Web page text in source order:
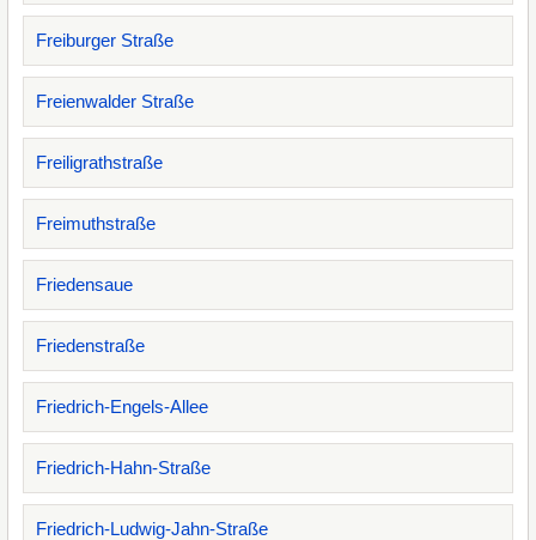
Freiburger Straße
Freienwalder Straße
Freiligrathstraße
Freimuthstraße
Friedensaue
Friedenstraße
Friedrich-Engels-Allee
Friedrich-Hahn-Straße
Friedrich-Ludwig-Jahn-Straße